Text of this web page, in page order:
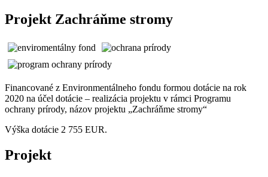
Projekt Zachráňme stromy
Financované z Environmentálneho fondu formou dotácie na rok
2020 na účel dotácie – realizácia projektu v rámci Programu
ochrany prírody, názov projektu „Zachráňme stromy“
Výška dotácie 2 755 EUR.
Projekt